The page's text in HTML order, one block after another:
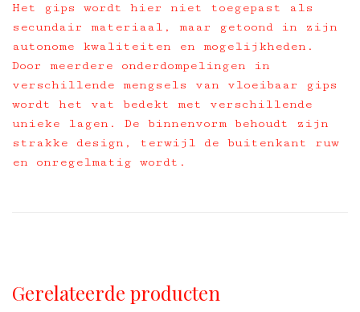
Het gips wordt hier niet toegepast als
secundair materiaal, maar getoond in zijn
autonome kwaliteiten en mogelijkheden.
Door meerdere onderdompelingen in
verschillende mengsels van vloeibaar gips
wordt het vat bedekt met verschillende
unieke lagen. De binnenvorm behoudt zijn
strakke design, terwijl de buitenkant ruw
en onregelmatig wordt.
Gerelateerde producten